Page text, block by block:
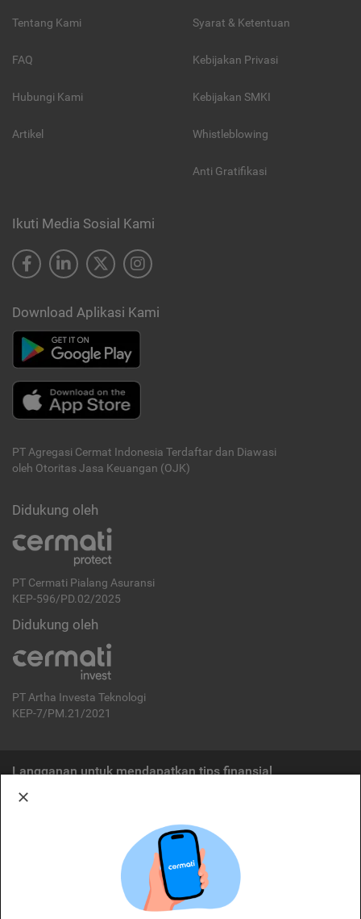
Tentang Kami
FAQ
Hubungi Kami
Artikel
Syarat & Ketentuan
Kebijakan Privasi
Kebijakan SMKI
Whistleblowing
Anti Gratifikasi
Ikuti Media Sosial Kami
Download Aplikasi Kami
PT Agregasi Cermat Indonesia Terdaftar dan Diawasi
oleh Otoritas Jasa Keuangan (OJK)
Didukung oleh
PT Cermati Pialang Asuransi
KEP-596/PD.02/2025
Didukung oleh
PT Artha Investa Teknologi
KEP-7/PM.21/2021
Langganan untuk mendapatkan tips finansial
Cermati merupakan penyelenggara agregasi jasa keuangan yang terdaftar di
OJK. Oleh karena itu, produk dan/atau layanan jasa keuangan yang
ditawarkan bukan merupakan produk dan/atau layanan jasa keuangan yang
diterbitkan oleh Cermati dan Cermati tidak bertanggung jawab atas tuntutan